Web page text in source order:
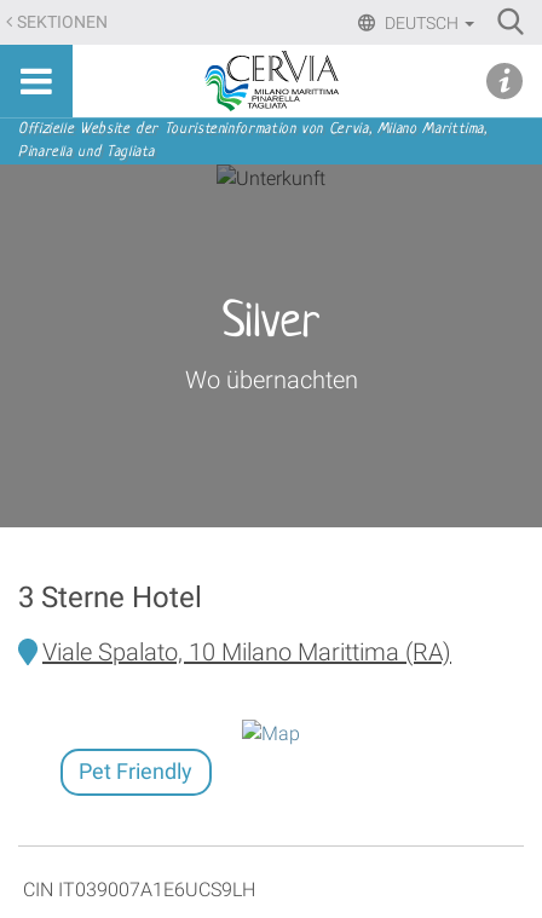
Direkt
zum
Inhalt
Direkt
zur
DEUTSCH
SEKTIONEN
Sito
turistico
ufficiale
Cervia,
Tagliata
Sektionen
Offizielle Website der Touristeninformation von Cervia, Milano Marittima,
Pinarella und Tagliata
Silver
Wo übernachten
3 Sterne Hotel
Viale Spalato, 10 Milano Marittima (RA)
Pet Friendly
CIN IT039007A1E6UCS9LH
menu